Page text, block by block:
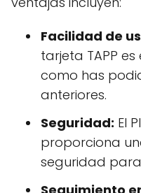
Facilidad de
tarjeta TAPP
como has
anteriores.
Seguridad: El
proporciona
seguridad